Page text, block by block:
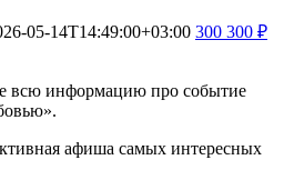
05-14T14:49:00+03:00 300 300 ₽
всю информацию про событие
афиша самых интересных